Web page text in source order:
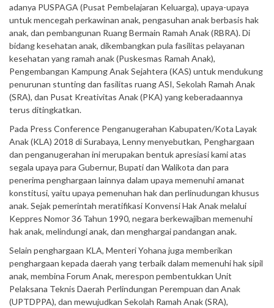
adanya PUSPAGA (Pusat Pembelajaran Keluarga), upaya-upaya
untuk mencegah perkawinan anak, pengasuhan anak berbasis hak
anak, dan pembangunan Ruang Bermain Ramah Anak (RBRA). Di
bidang kesehatan anak, dikembangkan pula fasilitas pelayanan
kesehatan yang ramah anak (Puskesmas Ramah Anak),
Pengembangan Kampung Anak Sejahtera (KAS) untuk mendukung
penurunan stunting dan fasilitas ruang ASI, Sekolah Ramah Anak
(SRA), dan Pusat Kreativitas Anak (PKA) yang keberadaannya
terus ditingkatkan.
Pada Press Conference Penganugerahan Kabupaten/Kota Layak
Anak (KLA) 2018 di Surabaya, Lenny menyebutkan, Penghargaan
dan penganugerahan ini merupakan bentuk apresiasi kami atas
segala upaya para Gubernur, Bupati dan Walikota dan para
penerima penghargaan lainnya dalam upaya memenuhi amanat
konstitusi, yaitu upaya pemenuhan hak dan perlinudungan khusus
anak. Sejak pemerintah meratifikasi Konvensi Hak Anak melalui
Keppres Nomor 36 Tahun 1990, negara berkewajiban memenuhi
hak anak, melindungi anak, dan menghargai pandangan anak.
Selain penghargaan KLA, Menteri Yohana juga memberikan
penghargaan kepada daerah yang terbaik dalam memenuhi hak sipil
anak, membina Forum Anak, merespon pembentukkan Unit
Pelaksana Teknis Daerah Perlindungan Perempuan dan Anak
(UPTDPPA), dan mewujudkan Sekolah Ramah Anak (SRA),